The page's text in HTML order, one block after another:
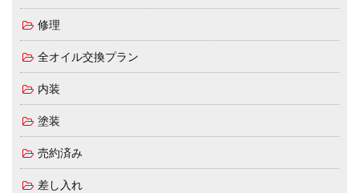
修理
全オイル交換プラン
内装
塗装
売約済み
差し入れ